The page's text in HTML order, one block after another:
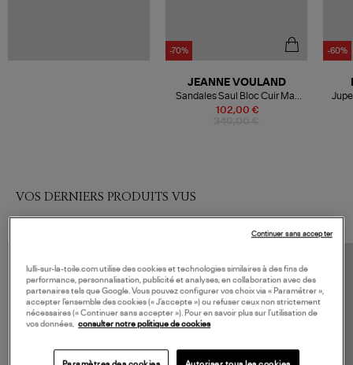
-70%
102,00 €
JEANNE VOULAND
Sandales Saul Bloc Cuir Mat
Noir
-60%
VOS DERNIERS PRODUITS VUS
lulli-sur-la-toile.com utilise des cookies et technologies similaires à des fins de
performance, personnalisation, publicité et analyses, en collaboration avec des
partenaires tels que Google. Vous pouvez configurer vos choix via « Paramétrer »,
accepter l’ensemble des cookies (« J’accepte ») ou refuser ceux non strictement
nécessaires (« Continuer sans accepter »). Pour en savoir plus sur l’utilisation de
vos données,
consulter notre politique de cookies
Continuer sans accepter